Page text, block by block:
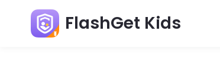
FlashGet Kids